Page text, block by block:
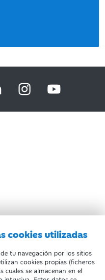
cookies utilizadas
tu navegación por los sitios
cookies propias (ficheros
cuales se almacenan en el